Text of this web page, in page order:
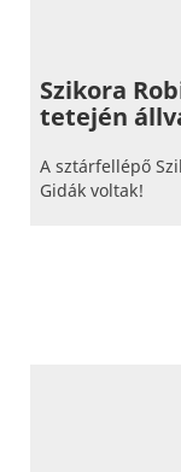
Szikora
tetején
A sztárfellépő
Gidák voltak!